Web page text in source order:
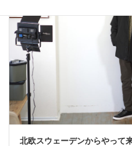
北欧スウェーデンからやっ